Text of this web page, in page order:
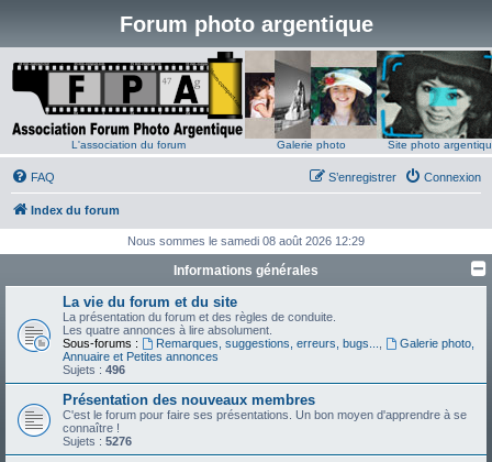
Forum photo argentique
L'association du forum Galerie photo Site photo
FAQ Connexion
S’enregistrer
Index du forum
Nous sommes le samedi 08 août 2026 12:29
Informations générales
La vie du forum et du site
La présentation du forum et des règles de conduite.
Les quatre annonces à lire absolument.
Sous-forums :
Remarques, suggestions, erreurs, bugs...
Galerie photo,
Annuaire et Petites annonces
Sujets : 496
Présentation des nouveaux membres
C'est le forum pour faire ses présentations. Un bon moyen d'apprendre à se
connaître !
Sujets : 5276